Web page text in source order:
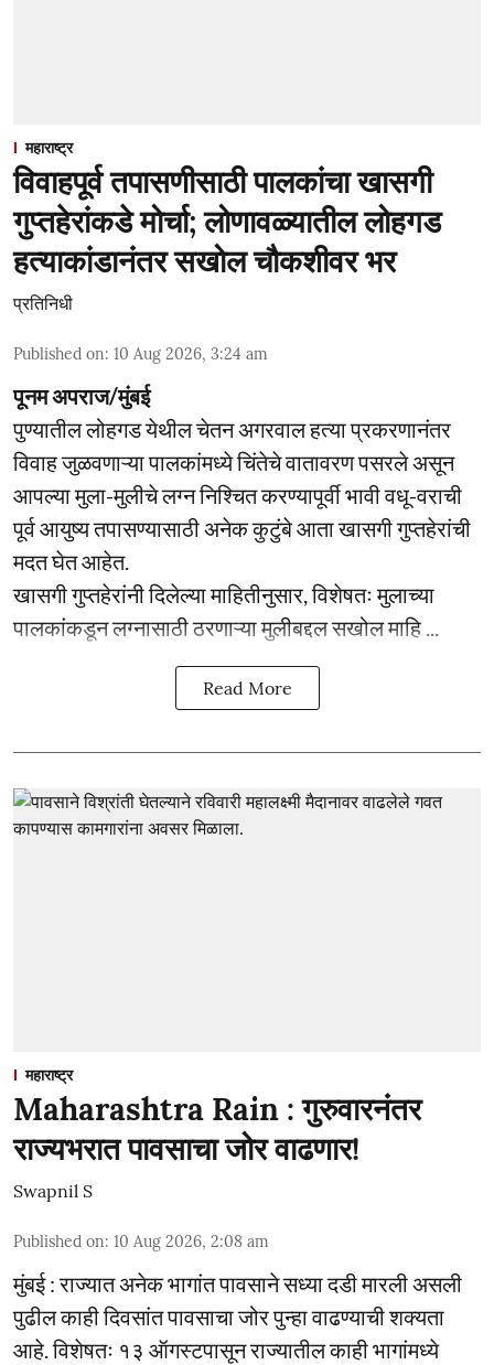
महाराष्ट्र
विवाहपूर्व तपासणीसाठी पालकांचा खासगी
गुप्तहेरांकडे मोर्चा; लोणावळ्यातील लोहगड
हत्याकांडानंतर सखोल चौकशीवर भर
प्रतिनिधी
Published on: 10 Aug 2026, 3:24 am
पूनम अपराज/मुंबई
पुण्यातील लोहगड येथील चेतन अगरवाल हत्या प्रकरणानंतर
विवाह जुळवणाऱ्या पालकांमध्ये चिंतेचे वातावरण पसरले असून
आपल्या मुला-मुलीचे लग्न निश्चित करण्यापूर्वी भावी वधू-वराची
पूर्व आयुष्य तपासण्यासाठी अनेक कुटुंबे आता खासगी गुप्तहेरांची
मदत घेत आहेत.
खासगी गुप्तहेरांनी दिलेल्या माहितीनुसार, विशेषतः मुलाच्या
पालकांकडून लग्नासाठी ठरणाऱ्या मुलीबद्दल सखोल माहि ...
Read More
महाराष्ट्र
Maharashtra Rain : गुरुवारनंतर
राज्यभरात पावसाचा जोर वाढणार!
Swapnil S
Published on: 10 Aug 2026, 2:08 am
मुंबई : राज्यात अनेक भागांत पावसाने सध्या दडी मारली असली
पुढील काही दिवसांत पावसाचा जोर पुन्हा वाढण्याची शक्यता
आहे. विशेषतः १३ ऑगस्टपासून राज्यातील काही भागांमध्ये